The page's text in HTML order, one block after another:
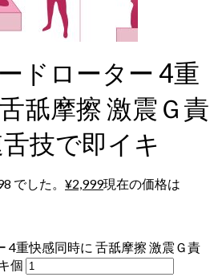
ドローター 4重
舐摩擦 激震Ｇ責
技で即イキ
でした。 ¥2,999現在の価格は
4重快感同時に 舌舐摩擦 激震Ｇ責
個